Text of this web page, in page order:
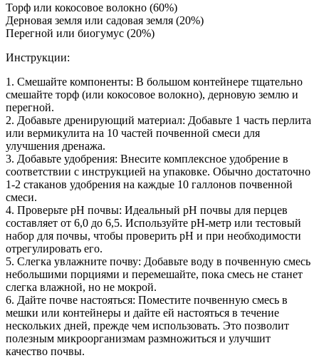
Торф или кокосовое волокно (60%)
Дерновая земля или садовая земля (20%)
Перегной или биогумус (20%)
Инструкции:
1. Смешайте компоненты: В большом контейнере тщательно
смешайте торф (или кокосовое волокно), дерновую землю и
перегной.
2. Добавьте дренирующий материал: Добавьте 1 часть перлита
или вермикулита на 10 частей почвенной смеси для
улучшения дренажа.
3. Добавьте удобрения: Внесите комплексное удобрение в
соответствии с инструкцией на упаковке. Обычно достаточно
1-2 стаканов удобрения на каждые 10 галлонов почвенной
смеси.
4. Проверьте pH почвы: Идеальный pH почвы для перцев
составляет от 6,0 до 6,5. Используйте рН-метр или тестовый
набор для почвы, чтобы проверить pH и при необходимости
отрегулировать его.
5. Слегка увлажните почву: Добавьте воду в почвенную смесь
небольшими порциями и перемешайте, пока смесь не станет
слегка влажной, но не мокрой.
6. Дайте почве настояться: Поместите почвенную смесь в
мешки или контейнеры и дайте ей настояться в течение
нескольких дней, прежде чем использовать. Это позволит
полезным микроорганизмам размножиться и улучшит
качество почвы.